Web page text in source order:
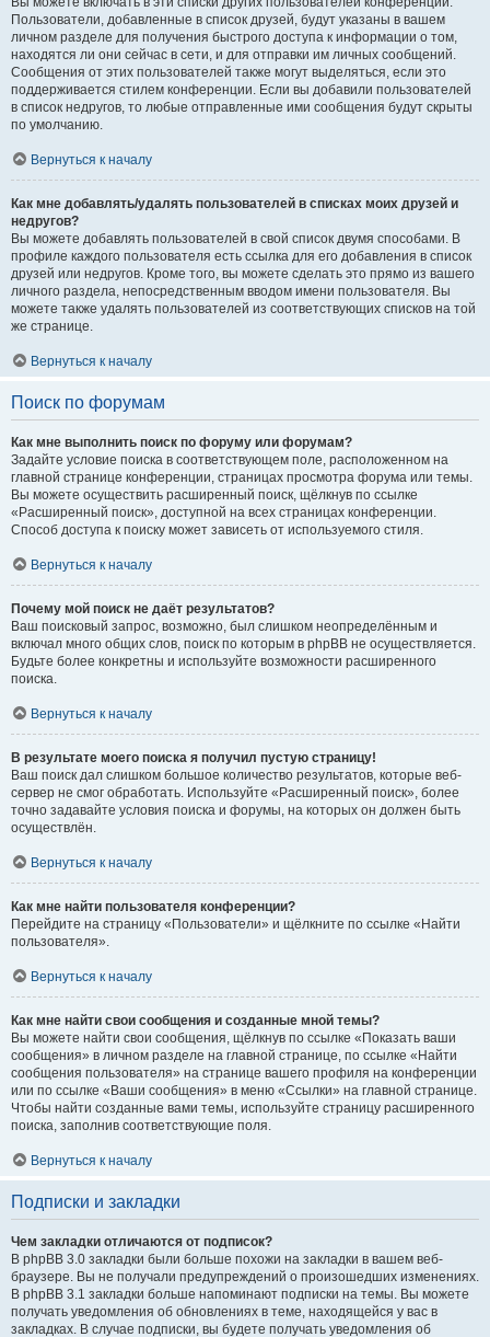
Пользователи, добавленные в список друзей, будут указаны в вашем
личном разделе для получения быстрого доступа к информации о том,
находятся ли они сейчас в сети, и для отправки им личных сообщений.
Сообщения от этих пользователей также могут выделяться, если это
поддерживается стилем конференции. Если вы добавили пользователей
в список недругов, то любые отправленные ими сообщения будут скрыты
по умолчанию.
Вернуться к началу
Как мне добавлять/удалять пользователей в списках моих друзей и
недругов?
Вы можете добавлять пользователей в свой список двумя способами. В
профиле каждого пользователя есть ссылка для его добавления в список
друзей или недругов. Кроме того, вы можете сделать это прямо из вашего
личного раздела, непосредственным вводом имени пользователя. Вы
можете также удалять пользователей из соответствующих списков на той
же странице.
Вернуться к началу
Поиск по форумам
Как мне выполнить поиск по форуму или форумам?
Задайте условие поиска в соответствующем поле, расположенном на
главной странице конференции, страницах просмотра форума или темы.
Вы можете осуществить расширенный поиск, щёлкнув по ссылке
«Расширенный поиск», доступной на всех страницах конференции.
Способ доступа к поиску может зависеть от используемого стиля.
Вернуться к началу
Почему мой поиск не даёт результатов?
Ваш поисковый запрос, возможно, был слишком неопределённым и
включал много общих слов, поиск по которым в phpBB не осуществляется.
Будьте более конкретны и используйте возможности расширенного
поиска.
Вернуться к началу
В результате моего поиска я получил пустую страницу!
Ваш поиск дал слишком большое количество результатов, которые веб-
сервер не смог обработать. Используйте «Расширенный поиск», более
точно задавайте условия поиска и форумы, на которых он должен быть
осуществлён.
Вернуться к началу
Как мне найти пользователя конференции?
Перейдите на страницу «Пользователи» и щёлкните по ссылке «Найти
пользователя».
Вернуться к началу
Как мне найти свои сообщения и созданные мной темы?
Вы можете найти свои сообщения, щёлкнув по ссылке «Показать ваши
сообщения» в личном разделе на главной странице, по ссылке «Найти
сообщения пользователя» на странице вашего профиля на конференции
или по ссылке «Ваши сообщения» в меню «Ссылки» на главной странице.
Чтобы найти созданные вами темы, используйте страницу расширенного
поиска, заполнив соответствующие поля.
Вернуться к началу
Подписки и закладки
Чем закладки отличаются от подписок?
В phpBB 3.0 закладки были больше похожи на закладки в вашем веб-
браузере. Вы не получали предупреждений о произошедших изменениях.
В phpBB 3.1 закладки больше напоминают подписки на темы. Вы можете
получать уведомления об обновлениях в теме, находящейся у вас в
закладках. В случае подписки, вы будете получать уведомления об